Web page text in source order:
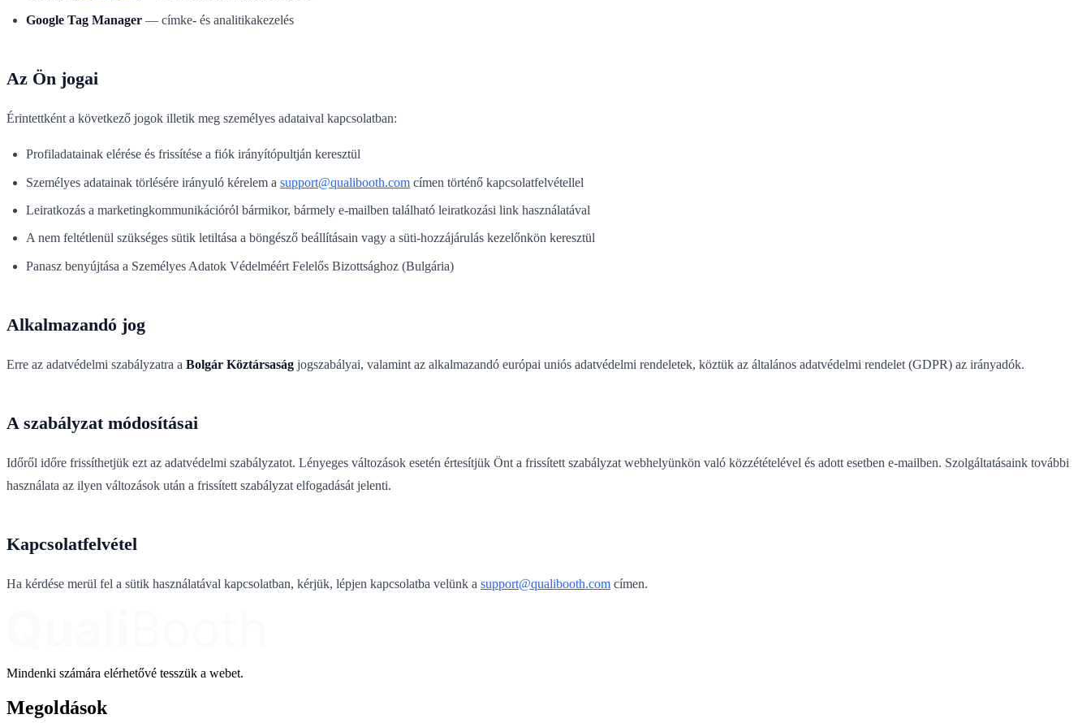
Google Tag Manager — címke- és analitikakezelés
Az Ön jogai
Érintettként a következő jogok illetik meg személyes adataival kapcsolatban:
Profiladatainak elérése és frissítése a fiók irányítópultján keresztül
Személyes adatainak törlésére irányuló kérelem a support@qualibooth.com címen történő kapcsolatfelvétellel
Leiratkozás a marketingkommunikációról bármikor, bármely e-mailben található leiratkozási link használatával
A nem feltétlenül szükséges sütik letiltása a böngésző beállításain vagy a süti-hozzájárulás kezelőnkön keresztül
Panasz benyújtása a Személyes Adatok Védelméért Felelős Bizottsághoz (Bulgária)
Alkalmazandó jog
Erre az adatvédelmi szabályzatra a Bolgár Köztársaság jogszabályai, valamint az alkalmazandó európai uniós adatvédelmi rendeletek, köztük az általános adatvédelmi rendelet (GDPR) az irányadók.
A szabályzat módosításai
Időről időre frissíthetjük ezt az adatvédelmi szabályzatot. Lényeges változások esetén értesítjük Önt a frissített szabályzat webhelyünkön való közzétételével és adott esetben e-mailben. Szolgáltatásaink további
használata az ilyen változások után a frissített szabályzat elfogadását jelenti.
Kapcsolatfelvétel
Ha kérdése merül fel a sütik használatával kapcsolatban, kérjük, lépjen kapcsolatba velünk a support@qualibooth.com címen.
Mindenki számára elérhetővé tesszük a webet.
Megoldások